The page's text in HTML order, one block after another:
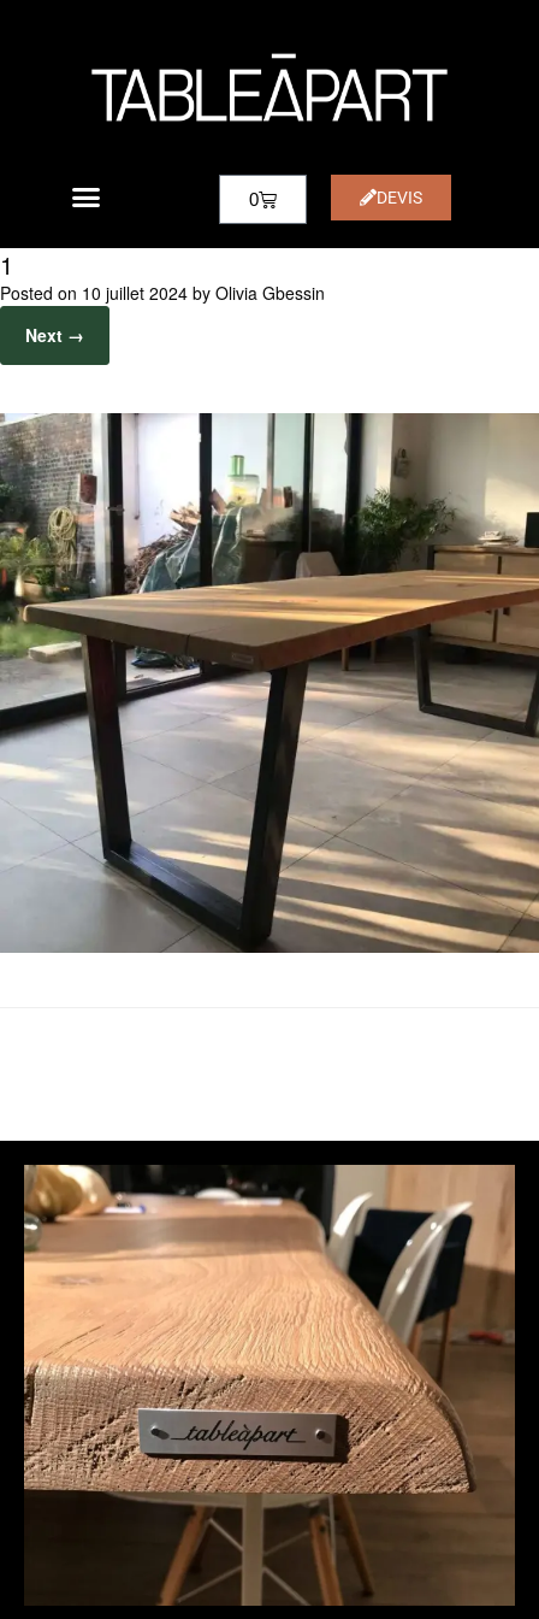
0 DEVIS
1
Posted on 10 juillet 2024 by Olivia Gbessin
Next →